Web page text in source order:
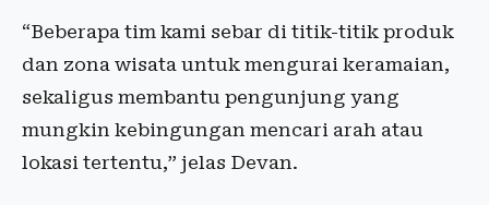
“Beberapa tim kami sebar di titik-titik produk
dan zona wisata untuk mengurai keramaian,
sekaligus membantu pengunjung yang
mungkin kebingungan mencari arah atau
lokasi tertentu,” jelas Devan.